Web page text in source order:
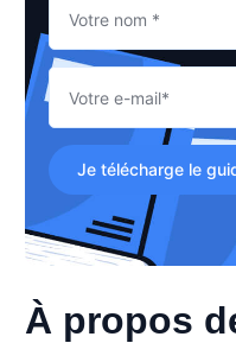
Je télécharge le
À propos